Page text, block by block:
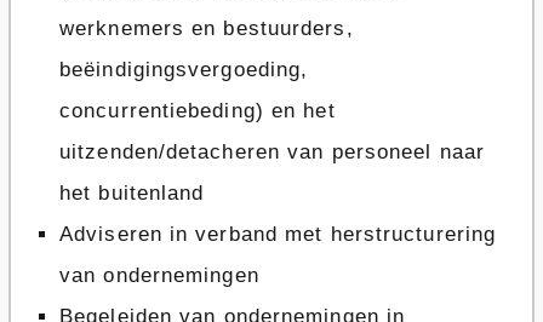
werknemers en bestuurders,
beëindigingsvergoeding,
concurrentiebeding) en het
uitzenden/detacheren van personeel naar
het buitenland
Adviseren in verband met herstructurering
van ondernemingen
Begeleiden van ondernemingen in